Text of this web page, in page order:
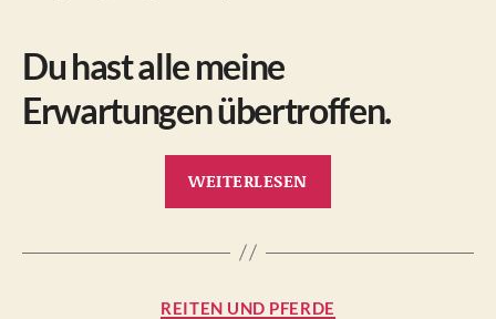
Du hast alle meine
Erwartungen übertroffen.
WEITERLESEN
Kategorien
REITEN UND PFERDE